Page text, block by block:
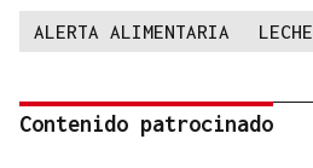
ALERTA ALIMENTARIA LECHE
Contenido patrocinado